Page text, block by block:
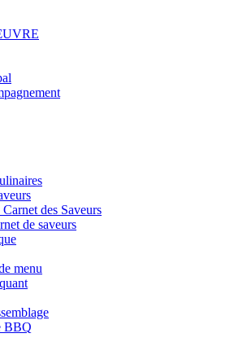
des Saveurs
de saveurs
menu
BBQ